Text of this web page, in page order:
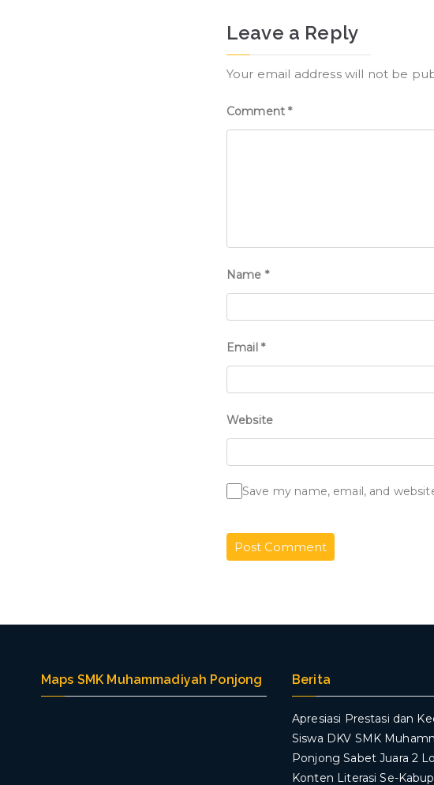
Leave a Reply
Your email address will not be
Comment*
Name *
Email *
Website
Save my name, email, and
Maps SMK Muhammadiyah Ponjong Berita
Apresiasi Prestasi dan
Siswa DKV SMK
Ponjong Sabet Juara 2
Konten Literasi Se-